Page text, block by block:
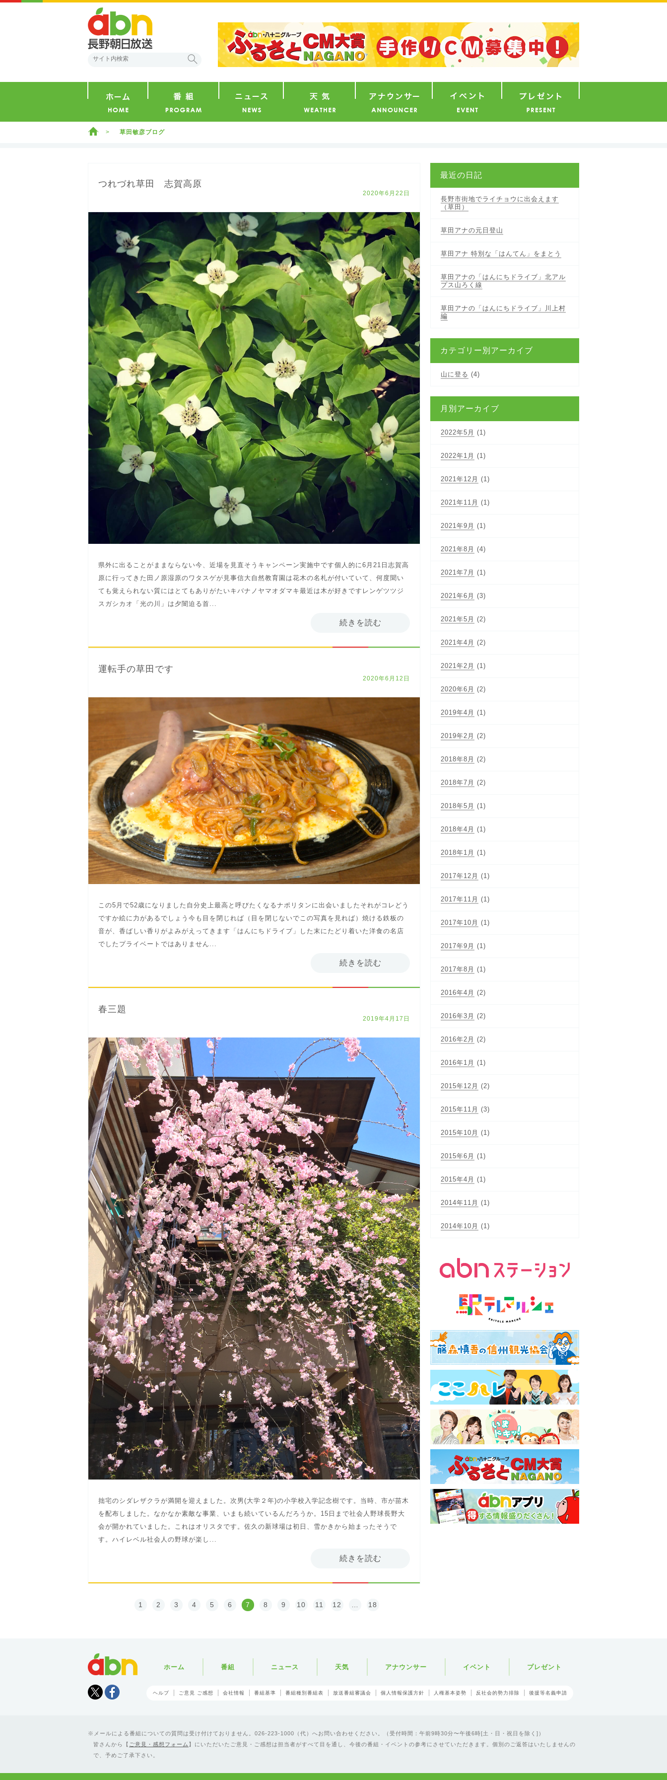
ホーム 草田敏彦ブログ
つれづれ草田 志賀高原
2020年6月22日
県外に出ることがままならない今、近場を見直そうキャンペーン実施中です個人的に6月21日志賀高
原に行ってきた田ノ原湿原のワタスゲが見事信大自然教育園は花木の名札が付いていて、何度聞い
ても覚えられない質にはとてもありがたいキバナノヤマオダマキ最近は木が好きですレンゲツツジ
スガシカオ「光の川」は夕闇迫る首...
続きを読む
運転手の草田です
2020年6月12日
この5月で52歳になりました自分史上最高と呼びたくなるナポリタンに出会いましたそれがコレどう
ですか絵に力があるでしょう今も目を閉じれば（目を閉じないでこの写真を見れば）焼ける鉄板の
音が、香ばしい香りがよみがえってきます「はんにちドライブ」した末にたどり着いた洋食の名店
でしたプライベートではありません...
続きを読む
春三題
2019年4月17日
拙宅のシダレザクラが満開を迎えました。次男(大学２年)の小学校入学記念樹です。当時、市が苗木
を配布しました。なかなか素敵な事業、いまも続いているんだろうか。15日まで社会人野球長野大
会が開かれていました。これはオリスタです。佐久の新球場は初日、雪かきから始まったそうで
す。ハイレベル社会人の野球が楽し...
続きを読む
1 2 3 4 5 6 7 8 9 10 11 12 … 18
最近の日記
長野市街地でライチョウに出会えます
（草田）
草田アナの元日登山
草田アナ 特別な「はんてん」をまとう
草田アナの「はんにちドライブ」北アル
プス山ろく線
草田アナの「はんにちドライブ」川上村
編
カテゴリー別アーカイブ
山に登る (4)
月別アーカイブ
2022年5月 (1)
2022年1月 (1)
2021年12月 (1)
2021年11月 (1)
2021年9月 (1)
2021年8月 (4)
2021年7月 (1)
2021年6月 (3)
2021年5月 (2)
2021年4月 (2)
2021年2月 (1)
2020年6月 (2)
2019年4月 (1)
2019年2月 (2)
2018年8月 (2)
2018年7月 (2)
2018年5月 (1)
2018年4月 (1)
2018年1月 (1)
2017年12月 (1)
2017年11月 (1)
2017年10月 (1)
2017年9月 (1)
2017年8月 (1)
2016年4月 (2)
2016年3月 (2)
2016年2月 (2)
2016年1月 (1)
2015年12月 (2)
2015年11月 (3)
2015年10月 (1)
2015年6月 (1)
2015年4月 (1)
2014年11月 (1)
2014年10月 (1)
Tweet
ホーム 番組 ニュース 天気 アナウンサー イベント プレゼント
ヘルプ ご意見 ご感想 会社情報 番組基準 番組種別番組表 放送番組審議会 個人情報保護方針 人権基本姿勢 反社会的勢力排除 後援等名義申請
メールによる番組についての質問は受け付けておりません。026-223-1000（代）へお問い合わせください。（受付時間：午前9時30分〜午後6時[土・日・祝日を除く]）
皆さんから【 ご意見・感想フォーム 】にいただいたご意見・ご感想は担当者がすべて目を通し、今後の番組・イベントの参考にさせていただきます。個別のご返答はいたしませんの
で、予めご了承下さい。